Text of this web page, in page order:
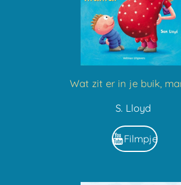
Wat zit er in je buik,
S. Lloyd
Filmpje